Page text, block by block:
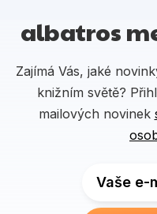
albatros
Zajímá Vás, jaké
knižním světě?
mailových novinek
Vaše e-